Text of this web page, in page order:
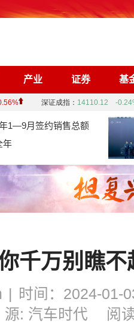
产业 证券 基
综合
1—9月签约销售总额
年
千万别瞧
时间：2024-01-
源: 汽车时代
阅